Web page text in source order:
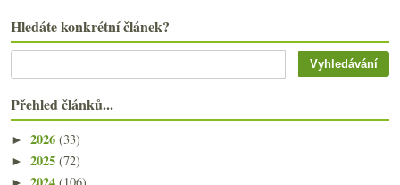
Hledáte konkrétní článek?
Přehled článků...
► 2026 (33)
► 2025 (72)
► (106)